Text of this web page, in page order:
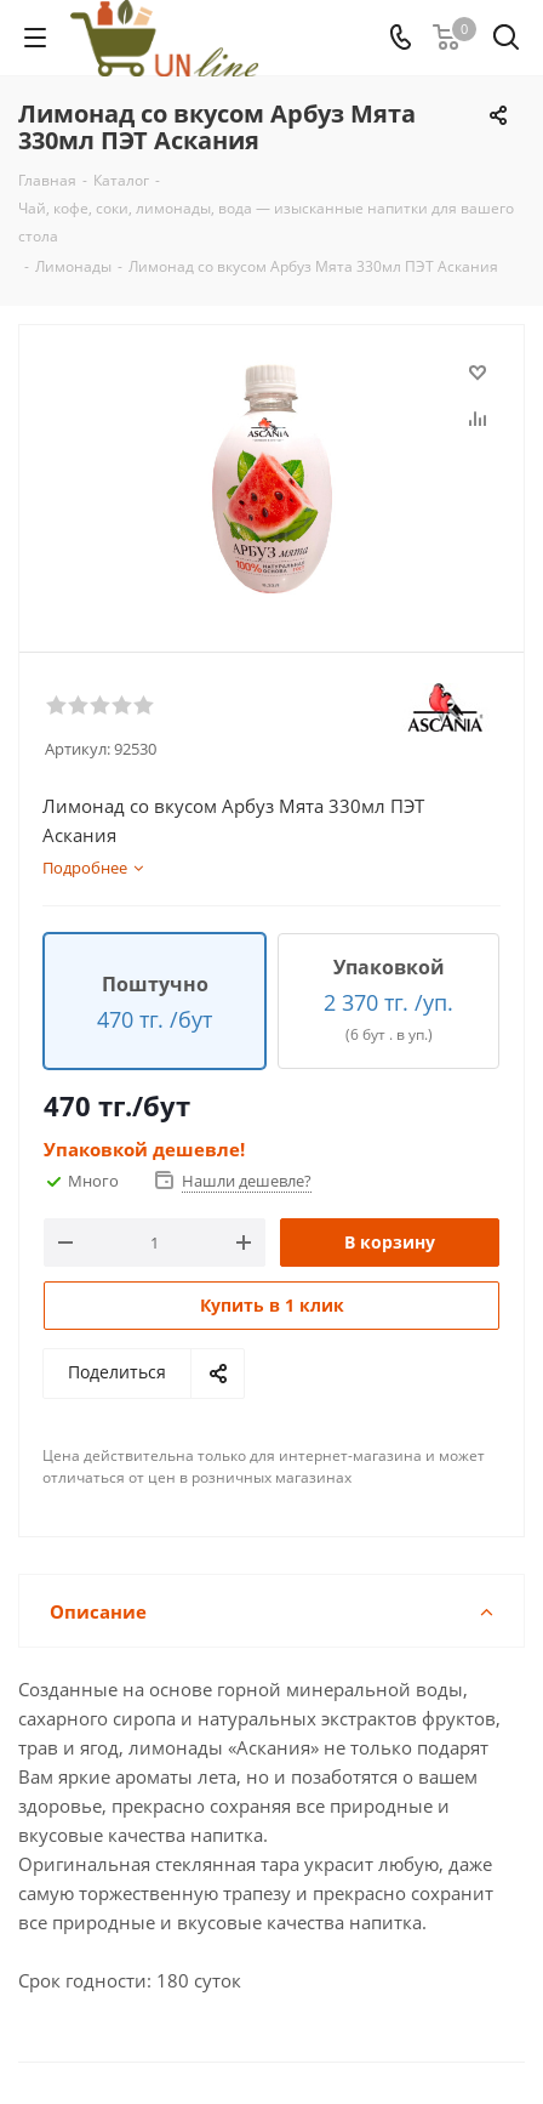
0
Лимонад со вкусом Арбуз Мята
330мл ПЭТ Аскания
Главная - Каталог -
Чай, кофе, соки, лимонады, вода — изысканные напитки для вашего
стола
- Лимонады - Лимонад со вкусом Арбуз Мята 330мл ПЭТ Аскания
Артикул:92530
Лимонад со вкусом Арбуз Мята 330мл ПЭТ
Аскания
Подробнее
Поштучно
470 тг. /бут
Упаковкой
2 370 тг. /уп.
(6 бут . в уп.)
470 тг./бут
Упаковкой дешевле!
Много Нашли дешевле?
В корзину
Купить в 1 клик
Поделиться
Цена действительна только для интернет-магазина и может
отличаться от цен в розничных магазинах
Описание
Созданные на основе горной минеральной воды,
сахарного сиропа и натуральных экстрактов фруктов,
трав и ягод, лимонады «Аскания» не только подарят
Вам яркие ароматы лета, но и позаботятся о вашем
здоровье, прекрасно сохраняя все природные и
вкусовые качества напитка.
Оригинальная стеклянная тара украсит любую, даже
самую торжественную трапезу и прекрасно сохранит
все природные и вкусовые качества напитка.
Срок годности: 180 суток